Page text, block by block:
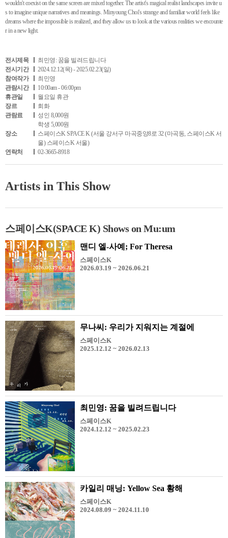
wouldn't coexist on the same screen are mixed together. The artist's magical realist landscapes invite u
s to imagine unique narratives and meanings. Minyoung Choi's strange and familiar world feels like
dreams where the impossible is realized, and they allow us to look at the various realities we encounte
r in a new light.
전시제목
최민영: 꿈을 빌려드립니다
전시기간
2024.12.12(목) - 2025.02.23(일)
참여작가
최민영
관람시간
10:00am - 06:00pm
휴관일
월요일 휴관
장르
회화
관람료
성인 8,000원
학생 5,000원
장소
스페이스K SPACE K (서울 강서구 마곡중앙8로 32 (마곡동, 스페이스K 서
울) 스페이스K 서울)
연락처
02-3665-8918
Artists in This Show
스페이스K(SPACE K) Shows on Mu:um
맨디 엘-사예; For Theresa
스페이스K
2026.03.19 ~ 2026.06.21
무나씨: 우리가 지워지는 계절에
스페이스K
2025.12.12 ~ 2026.02.13
최민영: 꿈을 빌려드립니다
스페이스K
2024.12.12 ~ 2025.02.23
카일리 매닝: Yellow Sea 황해
스페이스K
2024.08.09 ~ 2024.11.10